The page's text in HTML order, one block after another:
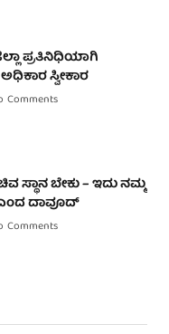
ಪ್ರತಿನಿಧಿಯಾಗಿ
ಸ್ವೀಕಾರ
Comments
ಸ್ಥಾನ ಬೇಕು – ಇದು ನಮ್ಮ
ದಾವೂದ್
Comments